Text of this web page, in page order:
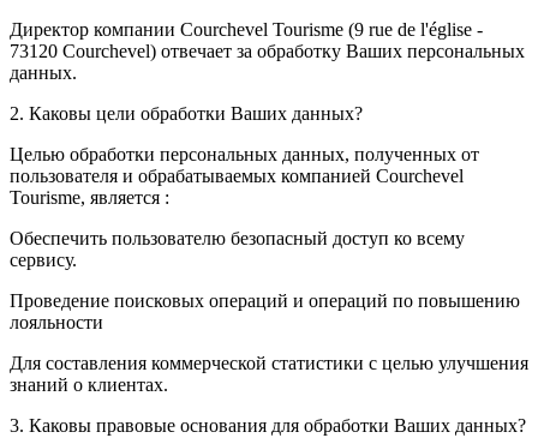
Директор компании Courchevel Tourisme (9 rue de l'église -
73120 Courchevel) отвечает за обработку Ваших персональных
данных.
2. Каковы цели обработки Ваших данных?
Целью обработки персональных данных, полученных от
пользователя и обрабатываемых компанией Courchevel
Tourisme, является :
Обеспечить пользователю безопасный доступ ко всему
сервису.
Проведение поисковых операций и операций по повышению
лояльности
Для составления коммерческой статистики с целью улучшения
знаний о клиентах.
3. Каковы правовые основания для обработки Ваших данных?